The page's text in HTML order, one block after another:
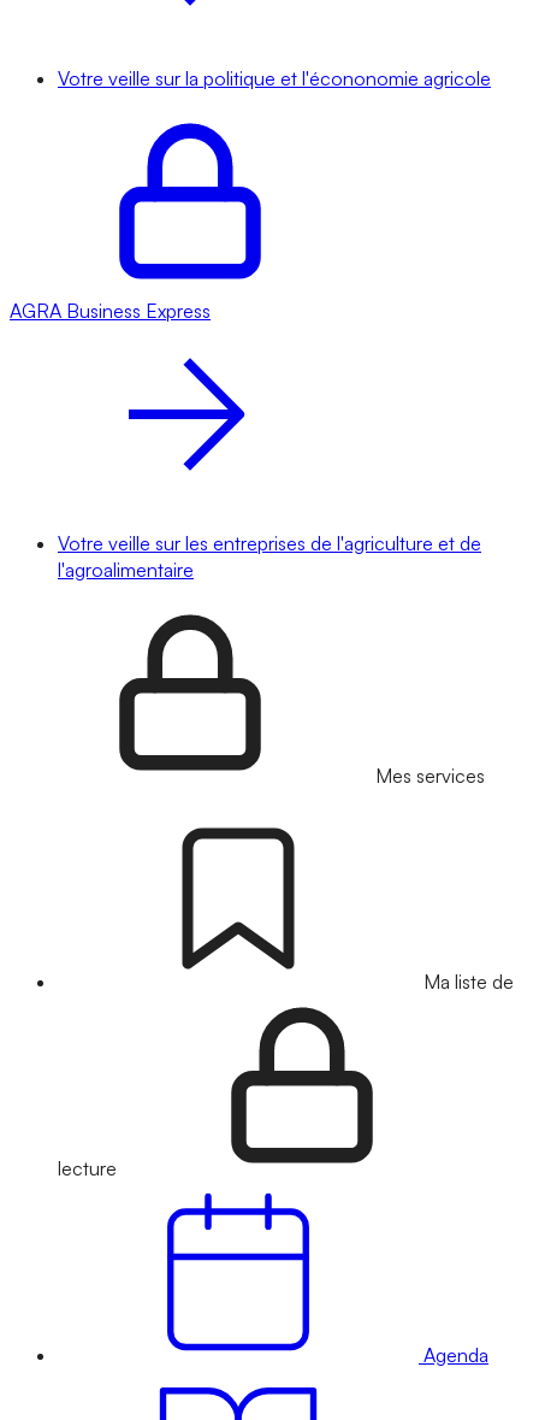
Votre veille sur la politique et l'écononomie agricole
AGRA Business Express
Votre veille sur les entreprises de l'agriculture et de
l'agroalimentaire
Mes services
Ma liste de
lecture
Agenda